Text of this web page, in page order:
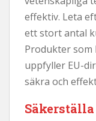
effektiv. Leta
ett stort antal
Produkter som
uppfyller EU-
säkra och